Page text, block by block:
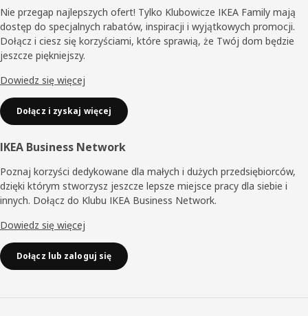
Nie przegap najlepszych ofert! Tylko Klubowicze IKEA Family mają
dostęp do specjalnych rabatów, inspiracji i wyjątkowych promocji.
Dołącz i ciesz się korzyściami, które sprawią, że Twój dom będzie
jeszcze piękniejszy.
Dowiedz się więcej
Dołącz i zyskaj więcej
IKEA Business Network
Poznaj korzyści dedykowane dla małych i dużych przedsiębiorców,
dzięki którym stworzysz jeszcze lepsze miejsce pracy dla siebie i
innych. Dołącz do Klubu IKEA Business Network.
Dowiedz się więcej
Dołącz lub zaloguj się